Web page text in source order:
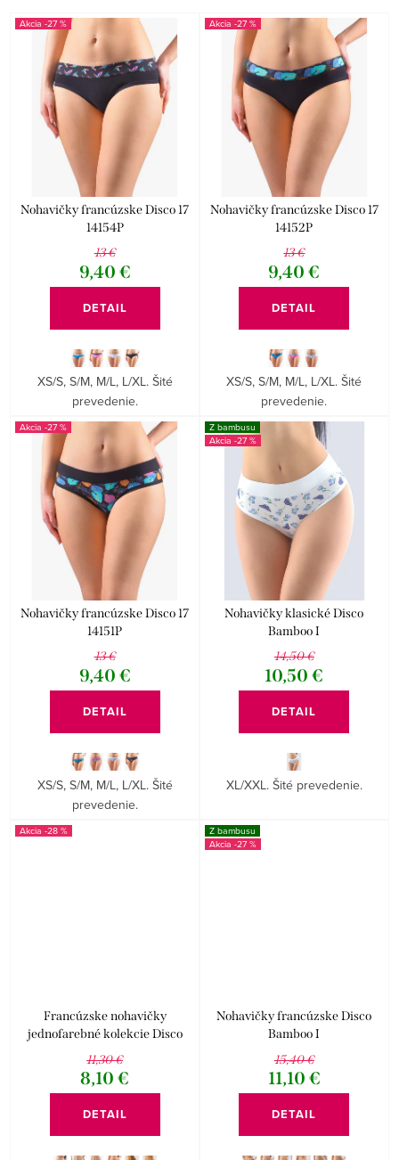
r
o
e
k
Abecedne
-27 %
Nohavičky francúzske Disco 17
14154P
13 €
9,40 €
DETAIL
XS/S, S/M, M/L, L/XL. Šité
prevedenie.
-27 %
Nohavičky francúzske Disco 17
14152P
13 €
9,40 €
DETAIL
XS/S, S/M, M/L, L/XL. Šité
prevedenie.
-27 %
Nohavičky francúzske Disco 17
14151P
13 €
9,40 €
DETAIL
XS/S, S/M, M/L, L/XL. Šité
prevedenie.
Z bambusu
-27 %
Nohavičky klasické Disco
Bamboo I
14,50 €
10,50 €
DETAIL
XL/XXL. Šité prevedenie.
-28 %
Francúzske nohavičky
jednofarebné kolekcie Disco
14122P
11,30 €
8,10 €
DETAIL
Z bambusu
-27 %
Nohavičky francúzske Disco
Bamboo I
15,40 €
11,10 €
DETAIL